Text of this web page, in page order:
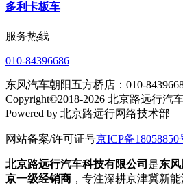
多利卡板车
服务热线
010-84396686
东风汽车朝阳五方桥店：010-
Copyright©2018-2026 北京路远行汽
Powered by 北京路远行网络技术部
网站备案/许可证号京ICP备18058850
北京路远行汽车科技有限公司 是东
京一级经销商 ，专注深耕京津冀新